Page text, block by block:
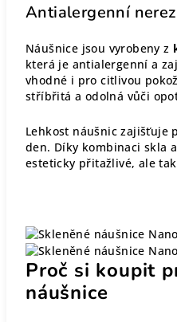
Antialergenní
Náušnice jsou vyrobeny z
která je antialergenní a
vhodné i pro citlivou
stříbřitá a odolná vůči
Lehkost náušnic zajišťuje
den. Díky kombinaci skla
esteticky přitažlivé, ale
Proč si koupit
náušnice